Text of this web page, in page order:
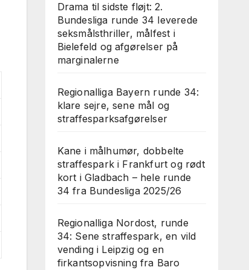
Drama til sidste fløjt: 2.
Bundesliga runde 34 leverede
seksmålsthriller, målfest i
Bielefeld og afgørelser på
marginalerne
Regionalliga Bayern runde 34:
klare sejre, sene mål og
straffesparksafgørelser
Kane i målhumør, dobbelte
straffespark i Frankfurt og rødt
kort i Gladbach – hele runde
34 fra Bundesliga 2025/26
Regionalliga Nordost, runde
34: Sene straffespark, en vild
vending i Leipzig og en
firkantsopvisning fra Baro